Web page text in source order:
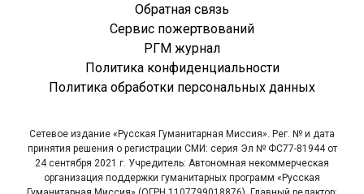
Обратная связь
Сервис пожертвований
РГМ журнал
Политика конфиденциальности
Политика обработки персональных данных
Сетевое издание «Русская Гуманитарная Миссия». Рег. № и дата
принятия решения о регистрации СМИ: серия Эл № ФС77-81944 от
24 сентября 2021 г. Учредитель: Автономная некоммерческая
организация поддержки гуманитарных программ «Русская